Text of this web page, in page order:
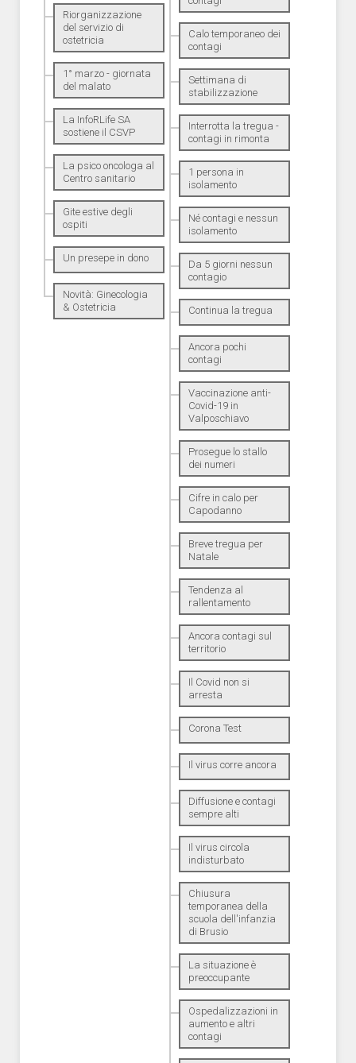
Riorganizzazione
del servizio di
ostetricia
1° marzo - giornata
del malato
La InfoRLife SA
sostiene il CSVP
La psico oncologa al
Centro sanitario
Gite estive degli
ospiti
Un presepe in dono
Novità: Ginecologia
& Ostetricia
Calo temporaneo dei
contagi
Settimana di
stabilizzazione
Interrotta la tregua -
contagi in rimonta
1 persona in
isolamento
Né contagi e nessun
isolamento
Da 5 giorni nessun
contagio
Continua la tregua
Ancora pochi
contagi
Vaccinazione anti-
Covid-19 in
Valposchiavo
Prosegue lo stallo
dei numeri
Cifre in calo per
Capodanno
Breve tregua per
Natale
Tendenza al
rallentamento
Ancora contagi sul
territorio
Il Covid non si
arresta
Corona Test
Il virus corre ancora
Diffusione e contagi
sempre alti
Il virus circola
indisturbato
Chiusura
temporanea della
scuola dell'infanzia
di Brusio
La situazione è
preoccupante
Ospedalizzazioni in
aumento e altri
contagi